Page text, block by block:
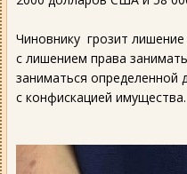
Чиновнику грозит
с лишением права
заниматься определенной
с конфискацией имущества.